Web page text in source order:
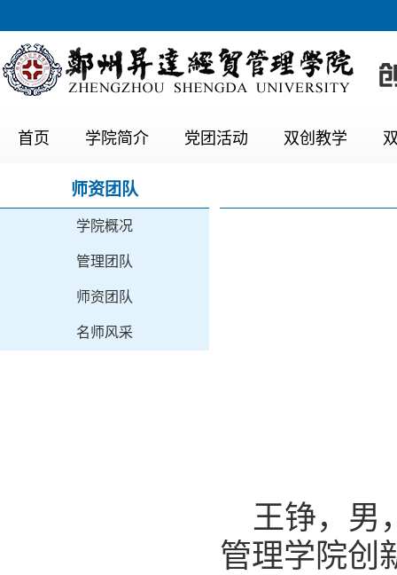
首页 学院简介 党团活动 双创教学
师资团队
学院概况
管理团队
师资团队
名师风采
王铮，男
管理学院创